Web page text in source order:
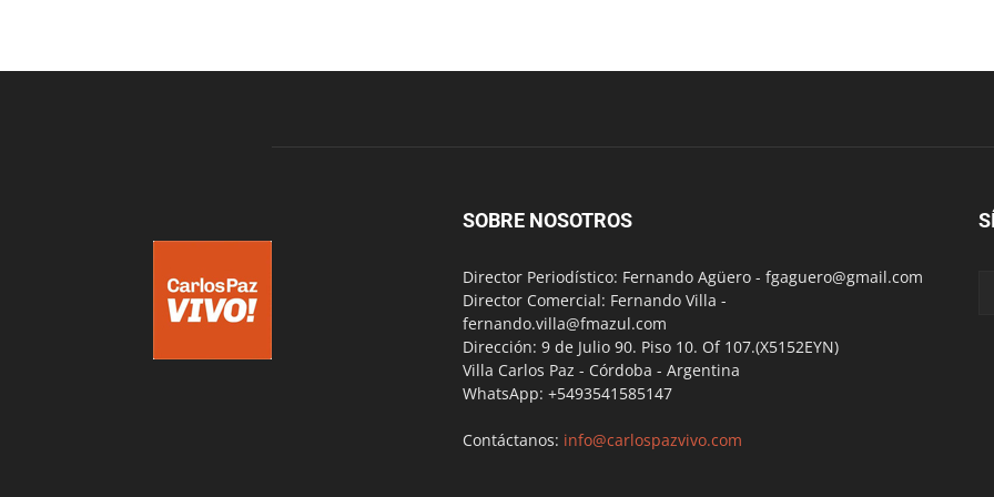
SOBRE NOSOTROS
Director Periodístico: Fernando Agüero - fgaguero@gmail.com
Director Comercial: Fernando Villa -
fernando.villa@fmazul.com
Dirección: 9 de Julio 90. Piso 10. Of 107.(X5152EYN)
Villa Carlos Paz - Córdoba - Argentina
WhatsApp: +5493541585147
Contáctanos: info@carlospazvivo.com